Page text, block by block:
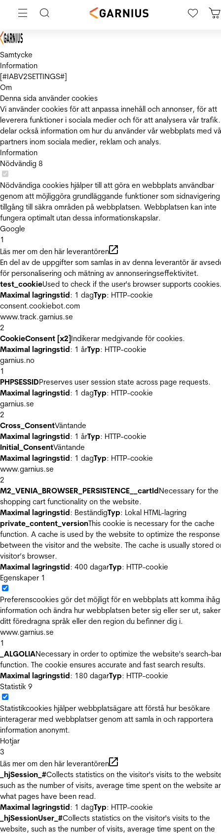
Samtycke
Information
[#IABV2SETTINGS#]
Om
Denna sida använder cookies
Vi använder cookies för att anpassa innehåll och annonser, för att
leverera funktioner i sociala medier och för att analysera vår
delar också information om hur du använder vår webbplats med
partners inom sociala medier, reklam och analys.
Information
Nödvändig 8
Nödvändiga cookies hjälper till att göra en webbplats användbar
genom att möjliggöra grundläggande funktioner som
tillgång till säkra områden på webbplatsen. Webbplatsen kan inte
fungera optimalt utan dessa informationskapslar.
Google
1
Läs mer om den här leverantören
En del av de uppgifter som samlas in av denna leverantör är
för personalisering och mätning av annonseringseffektivitet.
test_cookieUsed to check if the user's browser supports
Maximal lagringstid: 1 dagTyp: HTTP-cookie
consent.cookiebot.com
www.track.garnius.se
2
CookieConsent [x2]Indikerar medgivande för cookies.
Maximal lagringstid: 1 årTyp: HTTP-cookie
garnius.no
1
PHPSESSIDPreserves user session state across page requests.
Maximal lagringstid: 1 dagTyp: HTTP-cookie
garnius.se
2
Cross_ConsentVäntande
Maximal lagringstid: 1 årTyp: HTTP-cookie
Initial_ConsentVäntande
Maximal lagringstid: 1 dagTyp: HTTP-cookie
www.garnius.se
2
M2_VENIA_BROWSER_PERSISTENCE__cartIdNecessary for the
shopping cart functionality on the website.
Maximal lagringstid: BeständigTyp: Lokal HTML-lagring
private_content_versionThis cookie is necessary for the cache
function. A cache is used by the website to optimize the
between the visitor and the website. The cache is usually stored
visitor’s browser.
Maximal lagringstid: 400 dagarTyp: HTTP-cookie
Egenskaper 1
Preferenscookies gör det möjligt för en webbplats att komma ihåg
information och ändra hur webbplatsen beter sig eller ser ut,
ditt föredragna språk eller den region du befinner dig i.
www.garnius.se
1
_ALGOLIANecessary in order to optimize the website's search-
function. The cookie ensures accurate and fast search results.
Maximal lagringstid: 180 dagarTyp: HTTP-cookie
Statistik 9
Statistikcookies hjälper webbplatsägare att förstå hur besökare
interagerar med webbplatser genom att samla in och rapportera
information anonymt.
Hotjar
3
Läs mer om den här leverantören
_hjSession_#Collects statistics on the visitor's visits to the
such as the number of visits, average time spent on the website
what pages have been read.
Maximal lagringstid: 1 dagTyp: HTTP-cookie
_hjSessionUser_#Collects statistics on the visitor's visits to the
website, such as the number of visits, average time spent on the